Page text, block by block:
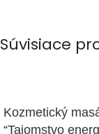
Súvisiace
Kozmetický
“Tajomstvo